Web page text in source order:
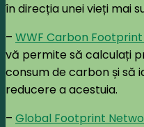
în direcția unei vieți mai
– WWF Carbon
vă permite să calculați
consum de carbon și să
reducere a acestuia.
– Global Footprint